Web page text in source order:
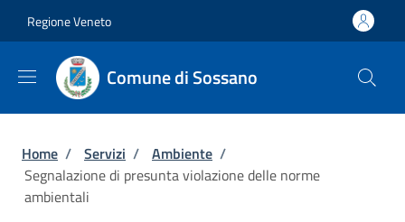
Regione Veneto
Comune di Sossano
Briciole di pane
Home / Servizi / Ambiente /
Segnalazione di presunta violazione delle norme
ambientali